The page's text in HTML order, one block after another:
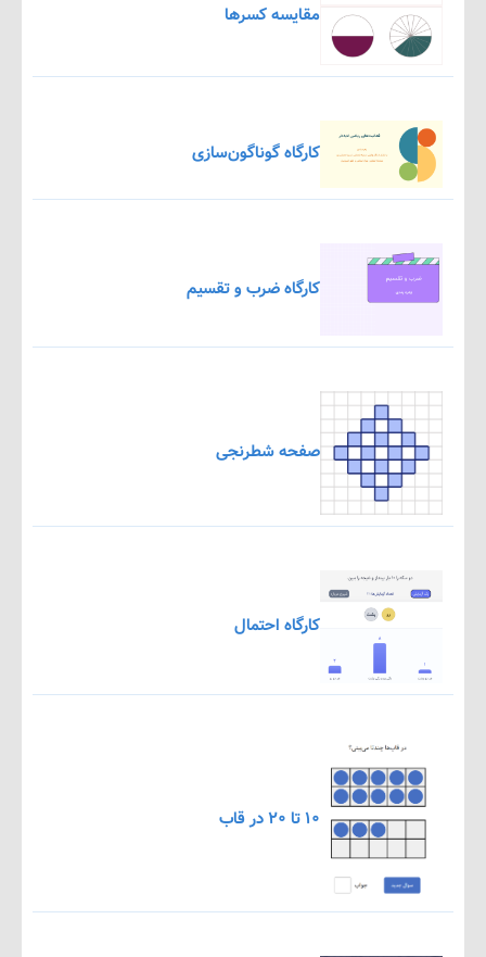
مقایسه کسرها
کارگاه گوناگون‌سازی
کارگاه ضرب و تقسیم
صفحه شطرنجی
کارگاه احتمال
۱۰ تا ۲۰ در قاب